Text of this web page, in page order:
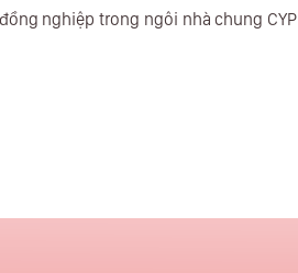
nghiệp trong ngôi nhà chung CYP